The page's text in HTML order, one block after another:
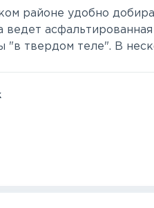
районе удобно
"в твердом теле". В